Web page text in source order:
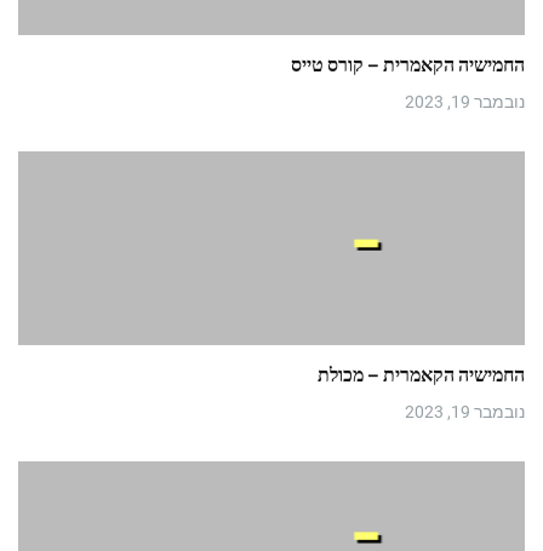
החמישיה הקאמרית – קורס טייס
נובמבר 19, 2023
החמישיה הקאמרית – מכולת
נובמבר 19, 2023